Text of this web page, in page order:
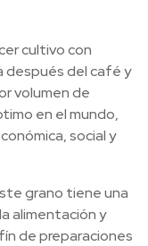
cultivo con
después del café y
volumen de
en el mundo,
social y
grano tiene una
alimentación y
de preparaciones